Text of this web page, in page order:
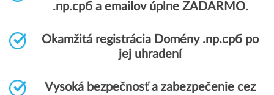
.пр.срб a emailov úplne ZADARMO.
Okamžitá registrácia Domény .пр.срб po
jej uhradení
Vysoká bezpečnosť a zabezpečenie cez